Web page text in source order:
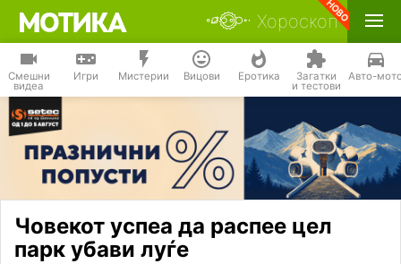
Хороскоп
Смешни
видеа
Игри Мистерии Вицови Еротика Загатки
и тестови
Авто-
Човекот успеа да распее цел
парк убави луѓе